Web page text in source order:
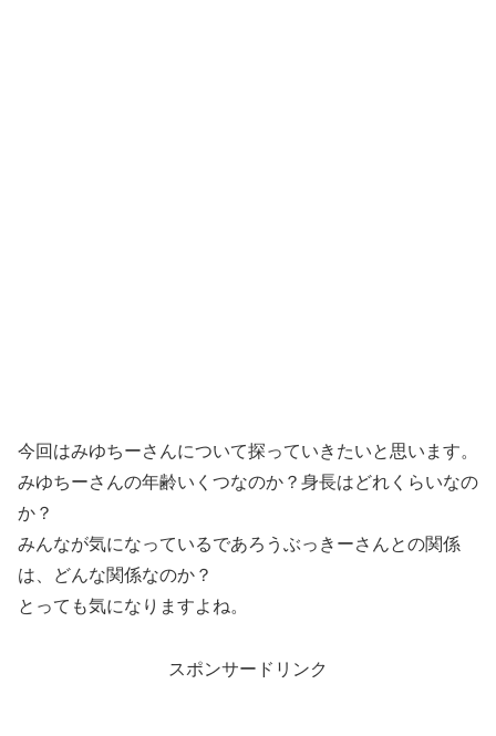
今回はみゆちーさんについて探っていきたいと思います。
みゆちーさんの年齢いくつなのか？身長はどれくらいなの
か？
みんなが気になっているであろうぶっきーさんとの関係
は、どんな関係なのか？
とっても気になりますよね。
スポンサードリンク